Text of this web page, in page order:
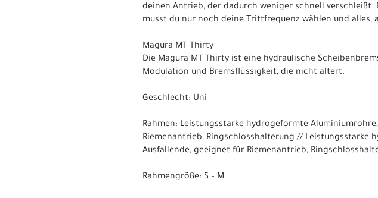
deinen Antrieb, der dadurch weniger schnell
musst du nur noch deine Trittfrequenz wählen und alles,
Magura MT Thirty
Die Magura MT Thirty ist eine hydraulische
Modulation und Bremsflüssigkeit, die nicht altert.
Geschlecht: Uni
Rahmen: Leistungsstarke hydrogeformte
Riemenantrieb, Ringschlosshalterung // Leistungsstarke
Ausfallende, geeignet für Riemenantrieb,
Rahmengröße: S – M